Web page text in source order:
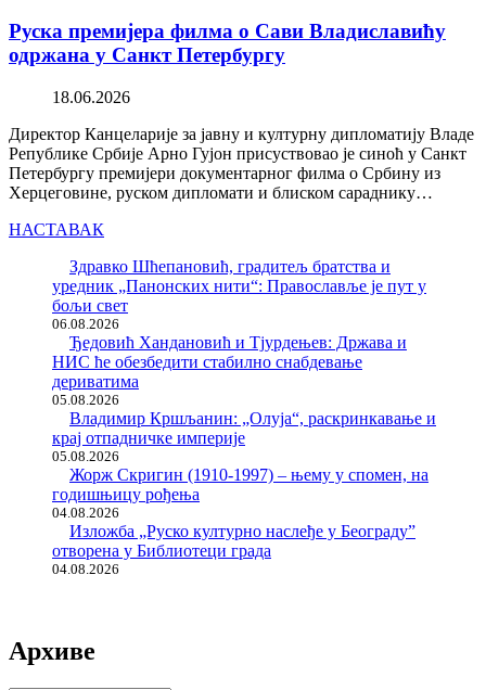
Руска премијера филма о Сави Владиславићу
одржана у Санкт Петербургу
18.06.2026
Директор Канцеларије за јавну и културну дипломатију Владе
Републике Србије Арно Гујон присуствовао је синоћ у Санкт
Петербургу премијери документарног филма о Србину из
Херцеговине, руском дипломати и блиском сараднику…
НАСТАВАК
Здравко Шћепановић, градитељ братства и
уредник „Панонских нити“: Православље је пут у
бољи свет
06.08.2026
Ђедовић Хандановић и Тјурдењев: Држава и
НИС ће обезбедити стабилно снабдевање
дериватима
05.08.2026
Владимир Кршљанин: „Олуја“, раскринкавање и
крај отпадничке империје
05.08.2026
Жорж Скригин (1910-1997) – њему у спомен, на
годишњицу рођења
04.08.2026
Изложба „Руско културно наслеђе у Београду”
отворена у Библиотеци града
04.08.2026
Архиве